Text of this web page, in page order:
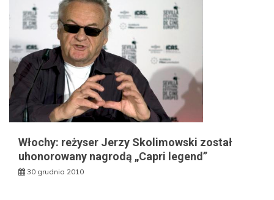
Włochy: reżyser Jerzy Skolimowski został
uhonorowany nagrodą „Capri legend”
30 grudnia 2010